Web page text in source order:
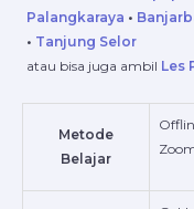
Palangkaraya •
• Tanjung Selor
atau bisa juga ambil Les
Metode
Belajar